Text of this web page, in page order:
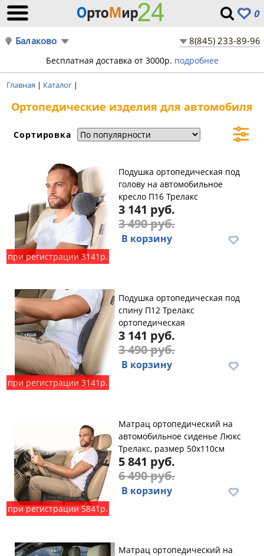
0
Балаково 8(845) 233-89-96
Бесплатная доставка от 3000р. подробнее
Главная | Каталог |
Ортопедические изделия для автомобиля
Сортировка
при регистрации 3141р.
Подушка ортопедическая под
голову на автомобильное
кресло П16 Трелакс
3 141 руб.
3 490 руб.
В корзину
при регистрации 3141р.
Подушка ортопедическая под
спину П12 Трелакс
ортопедическая
3 141 руб.
3 490 руб.
В корзину
при регистрации 5841р.
Maтpaц opтoпeдичecкий нa
aвтoмoбильнoe cидeньe Люкс
Трелакс, размер 50х110см
5 841 руб.
6 490 руб.
В корзину
Maтpaц opтoпeдичecкий нa